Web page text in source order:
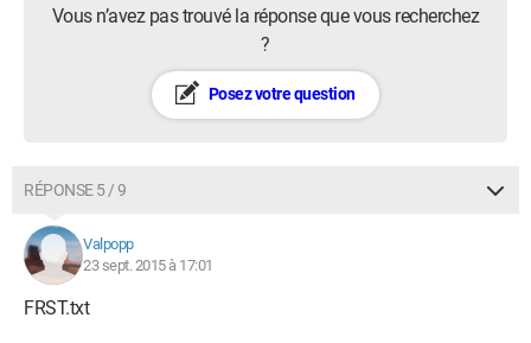
Vous n’avez pas trouvé la réponse que vous recherchez
?
Posez votre question
RÉPONSE 5 / 9
Valpopp
23 sept. 2015 à 17:01
FRST.txt